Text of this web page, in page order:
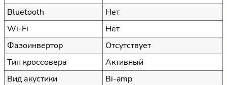
Bluetooth
Нет
Wi-Fi
Нет
Фазоинвертор
Отсутствует
Тип кроссовера
Активный
Вид акустики
Bi-amp